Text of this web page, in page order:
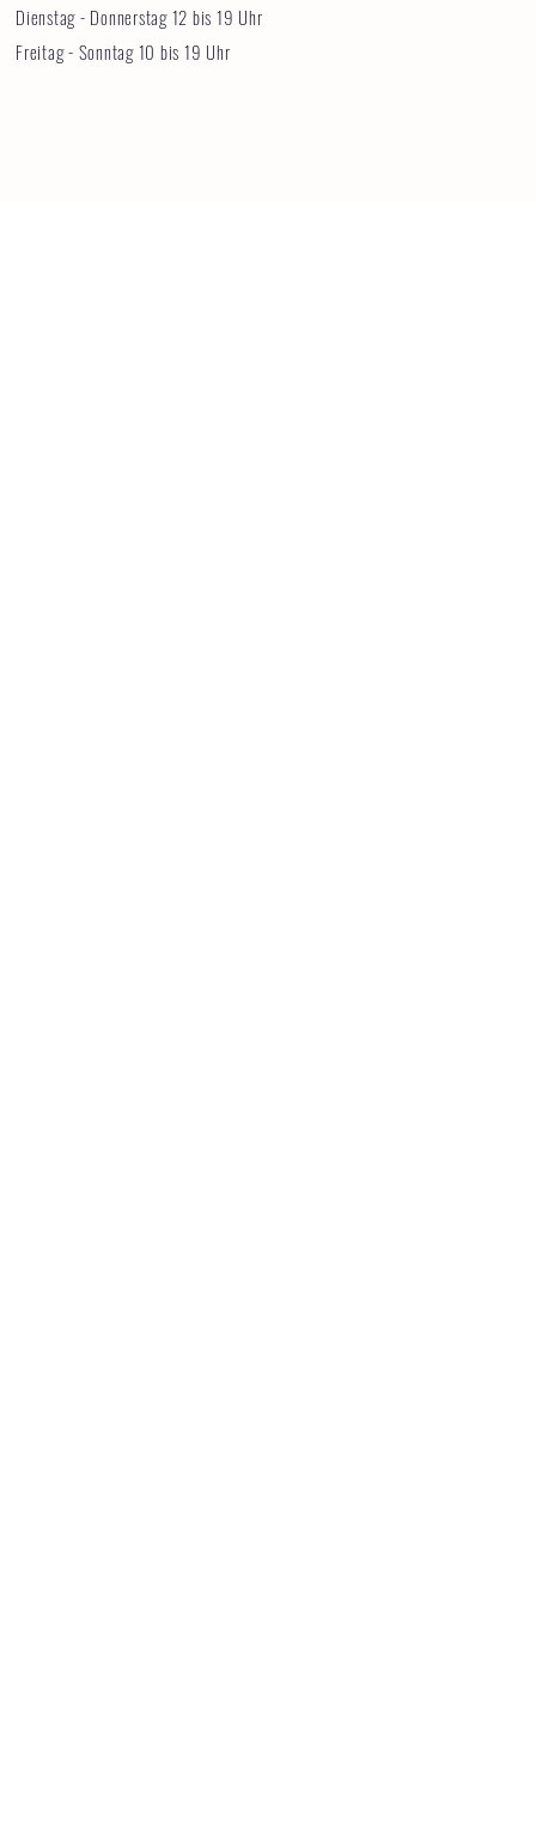
Dienstag - Donnerstag 12 bis 19 Uhr
Freitag - Sonntag 10 bis 19 Uhr